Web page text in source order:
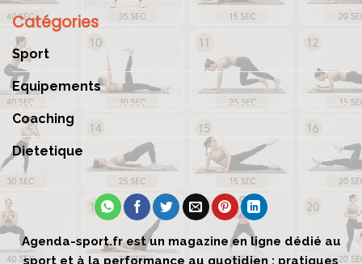
Catégories
Sport
Equipements
Coaching
Dietetique
Agenda-sport.fr est un magazine en ligne dédié au
sport et à la performance au quotidien : pratiques